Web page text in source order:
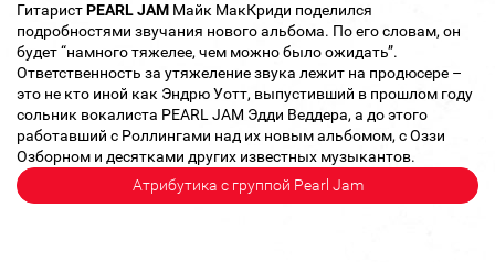
ГитаристPEARL JAM Майк МакКриди поделился
подробностями звучания нового альбома. По его словам, он
будет “намного тяжелее, чем можно было ожидать”.
Ответственность за утяжеление звука лежит на продюсере –
это не кто иной как Эндрю Уотт, выпустивший в прошлом году
сольник вокалиста PEARL JAM Эдди Веддера, а до этого
работавший с Роллингами над их новым альбомом, с Оззи
Озборном и десятками других известных музыкантов.
Атрибутика с группой Pearl Jam